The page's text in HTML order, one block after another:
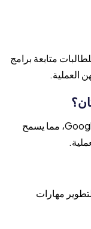
متابعة برامج
العملية.
نعم، التطبيق متاح على App Store وGoogle Play، مما يسمح
مهارات